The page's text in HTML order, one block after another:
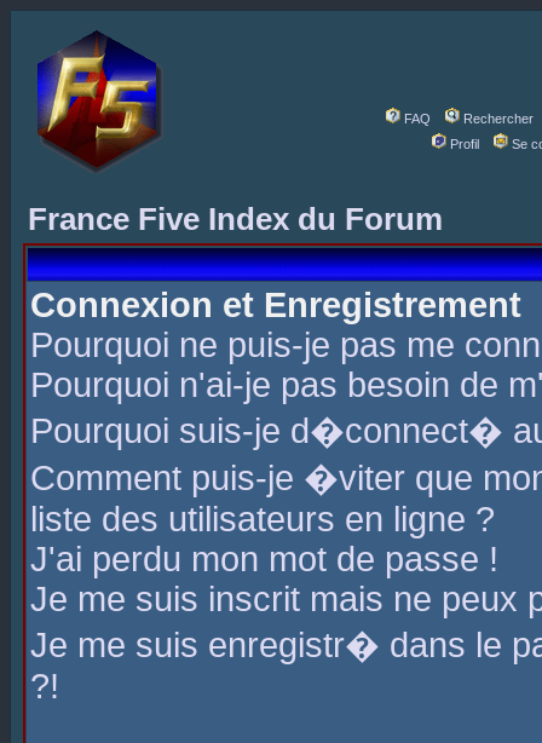
FAQ
Rechercher
Profil
Se
France Five Index du Forum
Connexion et Enregistrement
Pourquoi ne puis-je pas me
Pourquoi n'ai-je pas besoin de
Pourquoi suis-je d�connect�
Comment puis-je �viter que
liste des utilisateurs en ligne ?
J'ai perdu mon mot de passe !
Je me suis inscrit mais ne peux
Je me suis enregistr� dans le
?!